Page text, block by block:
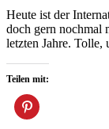
Heute ist der
doch gern nochmal
letzten Jahre. Tolle,
Teilen mit: